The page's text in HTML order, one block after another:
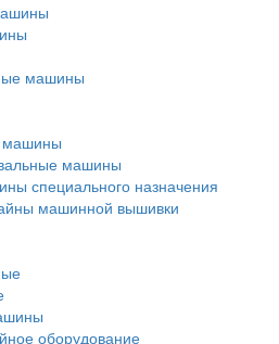
машины
машины
специального назначения
машинной вышивки
оборудование